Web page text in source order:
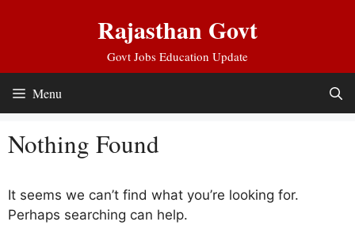
Rajasthan Govt
Govt Jobs Education Update
Menu
Nothing Found
It seems we can’t find what you’re looking for.
Perhaps searching can help.